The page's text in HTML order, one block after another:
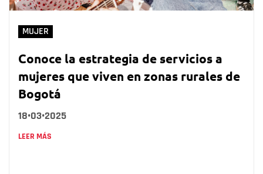
MUJER
Conoce la estrategia de servicios a
mujeres que viven en zonas rurales de
Bogotá
18•03•2025
LEER MÁS